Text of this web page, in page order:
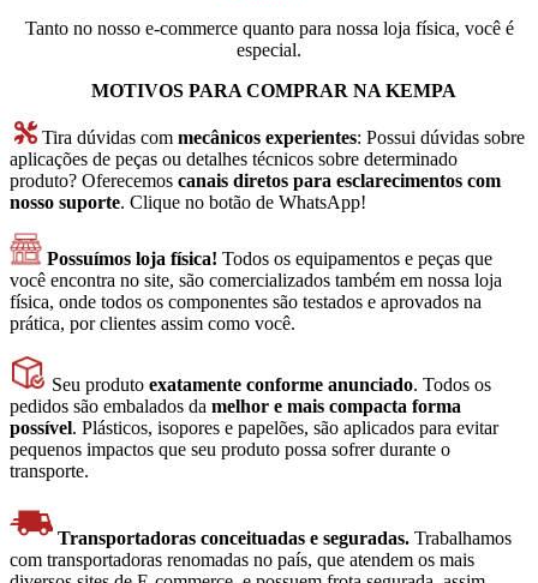
Tanto no nosso e-commerce quanto para nossa loja física, você é
especial.
MOTIVOS PARA COMPRAR NA KEMPA
Tira dúvidas com mecânicos experientes: Possui dúvidas sobre
aplicações de peças ou detalhes técnicos sobre determinado
produto? Oferecemos canais diretos para esclarecimentos com
nosso suporte. Clique no botão de WhatsApp!
Possuímos loja física! Todos os equipamentos e peças que
você encontra no site, são comercializados também em nossa loja
física, onde todos os componentes são testados e aprovados na
prática, por clientes assim como você.
Seu produto exatamente conforme anunciado. Todos os
pedidos são embalados da melhor e mais compacta forma
possível. Plásticos, isopores e papelões, são aplicados para evitar
pequenos impactos que seu produto possa sofrer durante o
transporte.
Transportadoras conceituadas e seguradas. Trabalhamos
com transportadoras renomadas no país, que atendem os mais